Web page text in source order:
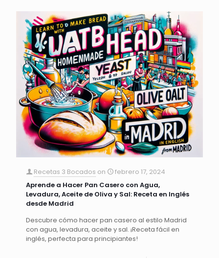
Recetas 3 Bocados on
febrero 17, 2024
Aprende a Hacer Pan Casero con Agua,
Levadura, Aceite de Oliva y Sal: Receta en Inglés
desde Madrid
Descubre cómo hacer pan casero al estilo Madrid
con agua, levadura, aceite y sal. ¡Receta fácil en
inglés, perfecta para principiantes!